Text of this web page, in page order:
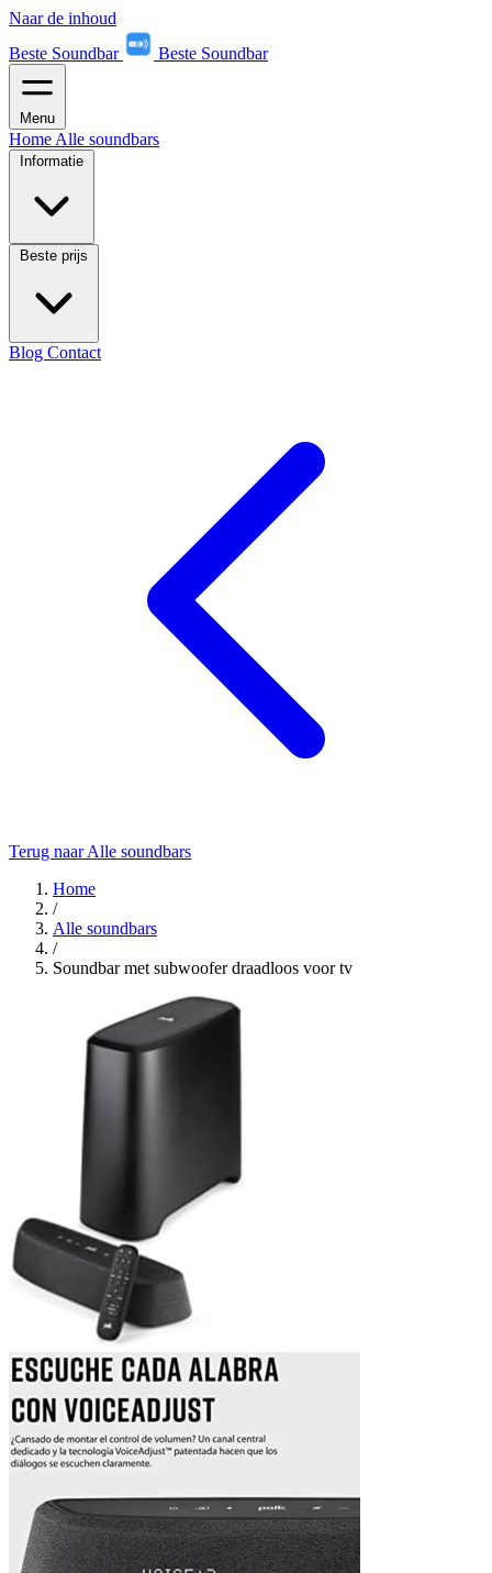
Naar de inhoud
Beste Soundbar
Beste Soundbar
Menu
Home Alle soundbars
Informatie
Beste prijs
Blog Contact
Terug naar Alle soundbars
Home
/
Alle soundbars
/
Soundbar met subwoofer draadloos voor tv